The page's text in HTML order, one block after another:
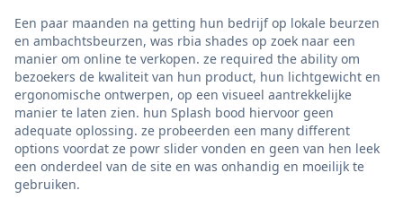
Een paar maanden na getting hun bedrijf op lokale beurzen
en ambachtsbeurzen, was rbia shades op zoek naar een
manier om online te verkopen. ze required the ability om
bezoekers de kwaliteit van hun product, hun lichtgewicht en
ergonomische ontwerpen, op een visueel aantrekkelijke
manier te laten zien. hun Splash bood hiervoor geen
adequate oplossing. ze probeerden een many different
options voordat ze powr slider vonden en geen van hen leek
een onderdeel van de site en was onhandig en moeilijk te
gebruiken.